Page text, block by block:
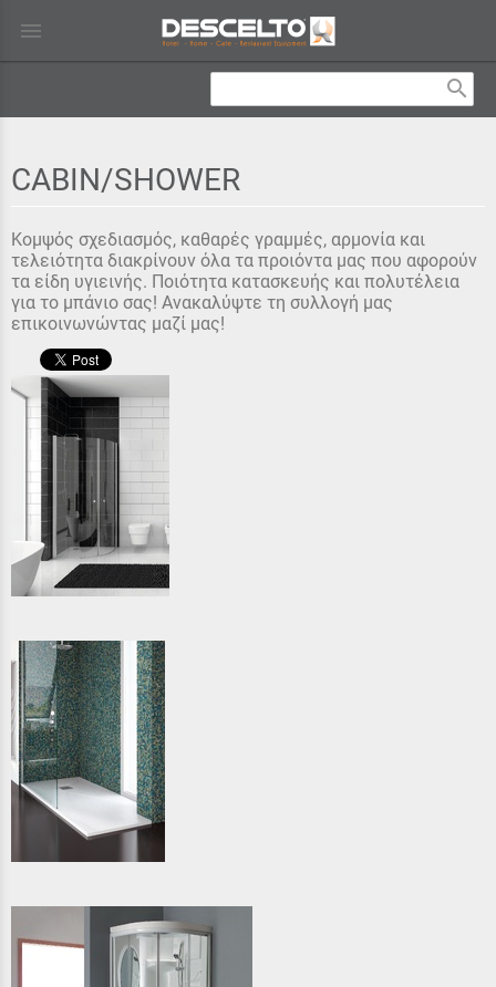
menu
search
CABIN/SHOWER
Κομψός σχεδιασμός, καθαρές γραμμές, αρμονία και
τελειότητα διακρίνουν όλα τα προιόντα μας που αφορούν
τα είδη υγιεινής. Ποιότητα κατασκευής και πολυτέλεια
για το μπάνιο σας! Ανακαλύψτε τη συλλογή μας
επικοινωνώντας μαζί μας!